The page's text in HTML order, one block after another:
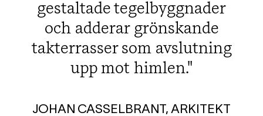
gestaltade tegelbyggnader
och adderar grönskande
takterrasser som avslutning
upp mot himlen.
JOHAN CASSELBRANT, ARKITEKT